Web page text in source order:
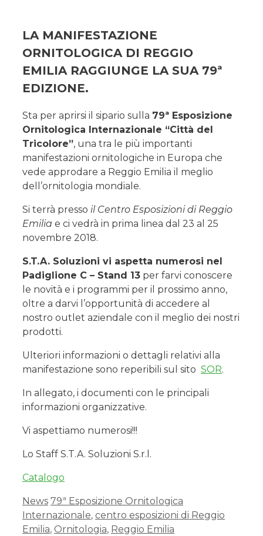
LA MANIFESTAZIONE
ORNITOLOGICA DI REGGIO
EMILIA RAGGIUNGE LA SUA 79ª
EDIZIONE.
Sta per aprirsi il sipario sulla 79ª Esposizione
Ornitologica Internazionale “Città del
Tricolore”, una tra le più importanti
manifestazioni ornitologiche in Europa che
vede approdare a Reggio Emilia il meglio
dell’ornitologia mondiale.
Si terrà presso il Centro Esposizioni di Reggio
Emilia e ci vedrà in prima linea dal 23 al 25
novembre 2018.
S.T.A. Soluzioni vi aspetta numerosi nel
Padiglione C – Stand 13 per farvi conoscere
le novità e i programmi per il prossimo anno,
oltre a darvi l’opportunità di accedere al
nostro outlet aziendale con il meglio dei nostri
prodotti.
Ulteriori informazioni o dettagli relativi alla
manifestazione sono reperibili sul sito SOR.
In allegato, i documenti con le principali
informazioni organizzative.
Vi aspettiamo numerosi!!!
Lo Staff S.T.A. Soluzioni S.r.l.
Catalogo
News 79ª Esposizione Ornitologica
Internazionale, centro esposizioni di Reggio
Emilia, Ornitologia, Reggio Emilia